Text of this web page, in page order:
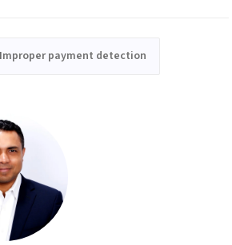
Improper payment detection